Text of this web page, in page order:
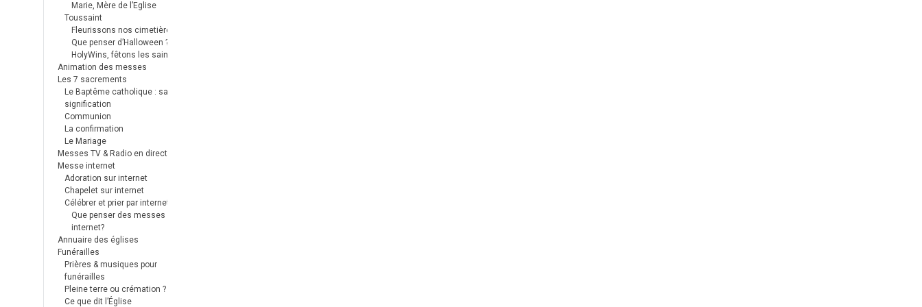
Marie, Mère de l’Eglise
Toussaint
Fleurissons nos cimetières
Que penser d’Halloween ?
HolyWins, fêtons les saints !
Animation des messes
Les 7 sacrements
Le Baptême catholique : sa
signification
Communion
La confirmation
Le Mariage
Messes TV & Radio en direct
Messe internet
Adoration sur internet
Chapelet sur internet
Célébrer et prier par internet
Que penser des messes
internet?
Annuaire des églises
Funérailles
Prières & musiques pour
funérailles
Pleine terre ou crémation ?
Ce que dit l’Église